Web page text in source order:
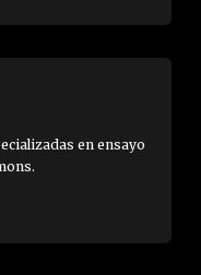
en ensayo